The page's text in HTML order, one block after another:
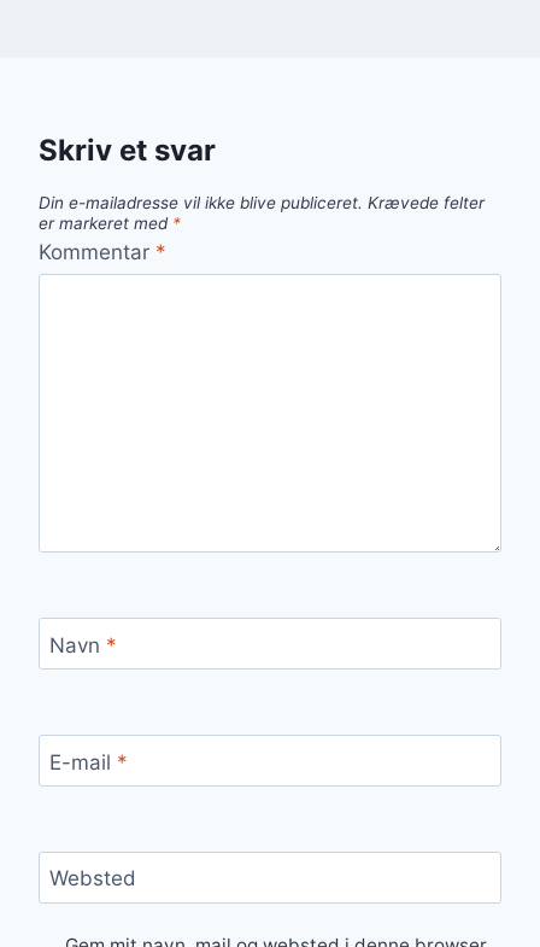
Skriv et svar
Din e-mailadresse vil ikke blive publiceret. Krævede felter
er markeret med *
Kommentar *
Navn *
E-mail *
Websted